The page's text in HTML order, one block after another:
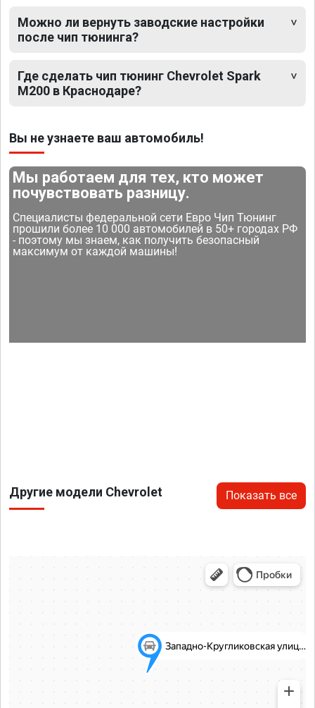
Можно ли вернуть заводские настройки
после чип тюнинга?
Где сделать чип тюнинг Chevrolet Spark
M200 в Краснодаре?
Вы не узнаете ваш автомобиль!
Мы работаем для тех, кто может
почувствовать разницу.
Специалисты федеральной сети Евро Чип Тюнинг
прошили более 10 000 автомобилей в 50+ городах РФ
- поэтому мы знаем, как получить безопасный
максимум от каждой машины!
Другие модели Chevrolet Показать все